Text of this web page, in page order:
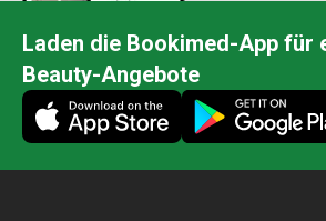
Laden die Bookimed-App für
Beauty-Angebote